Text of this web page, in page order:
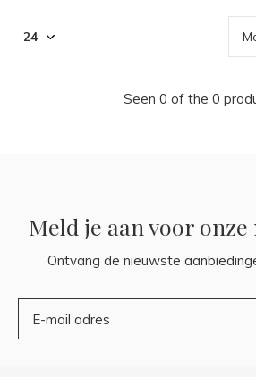
Seen 0 of the 0
Meld je aan voor
Ontvang de nieuwste